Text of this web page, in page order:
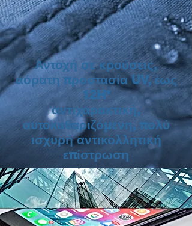
Αντοχή σε κρούσεις,
αόρατη προστασία UV, έως
12H*
αντιχαρακτική,
αυτοκαθαριζόμενη, πολύ
ισχυρή αντικολλητική
επίστρωση